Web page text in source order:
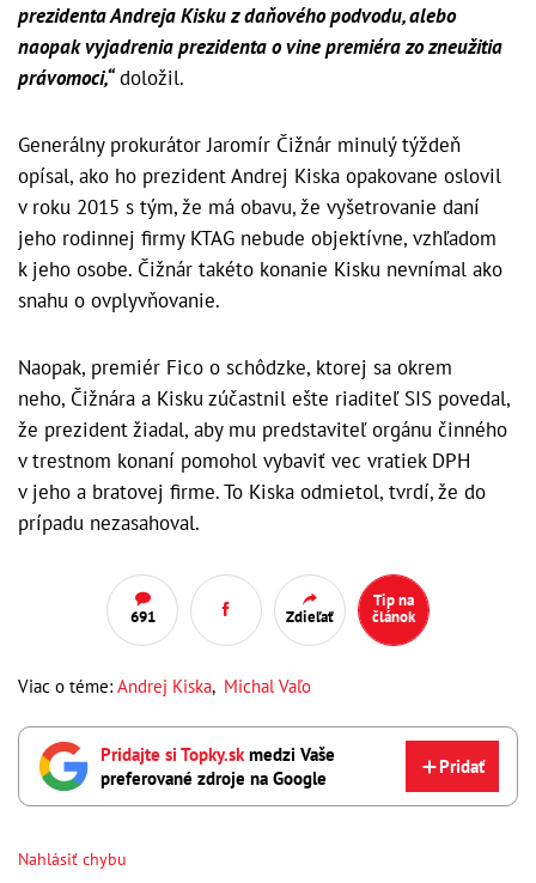
prezidenta Andreja Kisku z daňového podvodu, alebo
naopak vyjadrenia prezidenta o vine premiéra zo zneužitia
právomoci,“doložil.
Generálny prokurátor Jaromír Čižnár minulý týždeň
opísal, ako ho prezident Andrej Kiska opakovane oslovil
v roku 2015 s tým, že má obavu, že vyšetrovanie daní
jeho rodinnej firmy KTAG nebude objektívne, vzhľadom
k jeho osobe. Čižnár takéto konanie Kisku nevnímal ako
snahu o ovplyvňovanie.
Naopak, premiér Fico o schôdzke, ktorej sa okrem
neho, Čižnára a Kisku zúčastnil ešte riaditeľ SIS povedal,
že prezident žiadal, aby mu predstaviteľ orgánu činného
v trestnom konaní pomohol vybaviť vec vratiek DPH
v jeho a bratovej firme. To Kiska odmietol, tvrdí, že do
prípadu nezasahoval.
691 Zdieľať
Tip na
článok
Viac o téme: Andrej Kiska, Michal Vaľo
Pridajte si Topky.sk medzi Vaše
preferované zdroje na Google
Pridať
Nahlásiť chybu